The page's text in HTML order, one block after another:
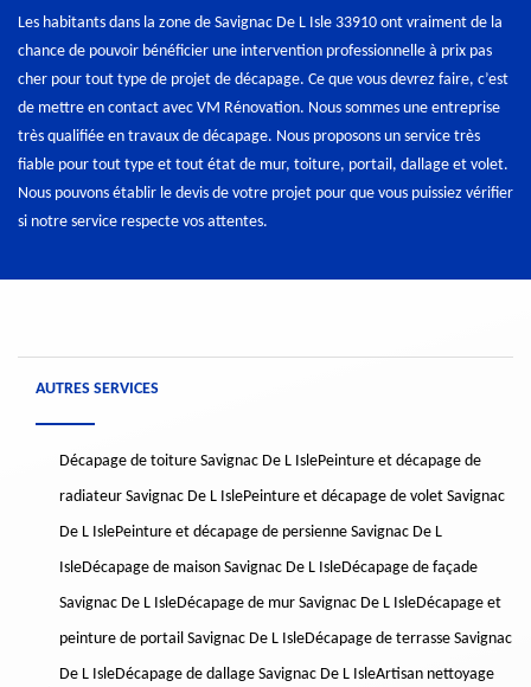
Les habitants dans la zone de Savignac De L Isle 33910 ont vraiment de la
chance de pouvoir bénéficier une intervention professionnelle à prix pas
cher pour tout type de projet de décapage. Ce que vous devrez faire, c’est
de mettre en contact avec VM Rénovation. Nous sommes une entreprise
très qualifiée en travaux de décapage. Nous proposons un service très
fiable pour tout type et tout état de mur, toiture, portail, dallage et volet.
Nous pouvons établir le devis de votre projet pour que vous puissiez vérifier
si notre service respecte vos attentes.
AUTRES SERVICES
Décapage de toiture Savignac De L IslePeinture et décapage de
radiateur Savignac De L IslePeinture et décapage de volet Savignac
De L IslePeinture et décapage de persienne Savignac De L
IsleDécapage de maison Savignac De L IsleDécapage de façade
Savignac De L IsleDécapage de mur Savignac De L IsleDécapage et
peinture de portail Savignac De L IsleDécapage de terrasse Savignac
De L IsleDécapage de dallage Savignac De L IsleArtisan nettoyage